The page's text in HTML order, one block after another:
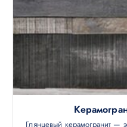
Глянцевый керамогранит —